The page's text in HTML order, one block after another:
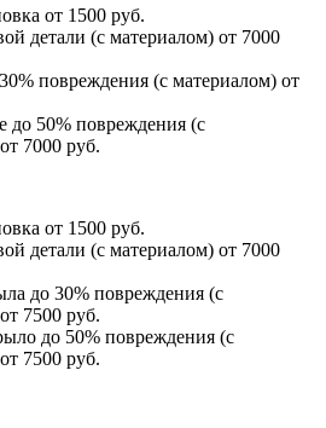
от 1500 руб.
детали (с материалом) от 7000
повреждения (с материалом) от
до 50% повреждения (с
7000 руб.
от 1500 руб.
детали (с материалом) от 7000
до 30% повреждения (с
7500 руб.
до 50% повреждения (с
7500 руб.